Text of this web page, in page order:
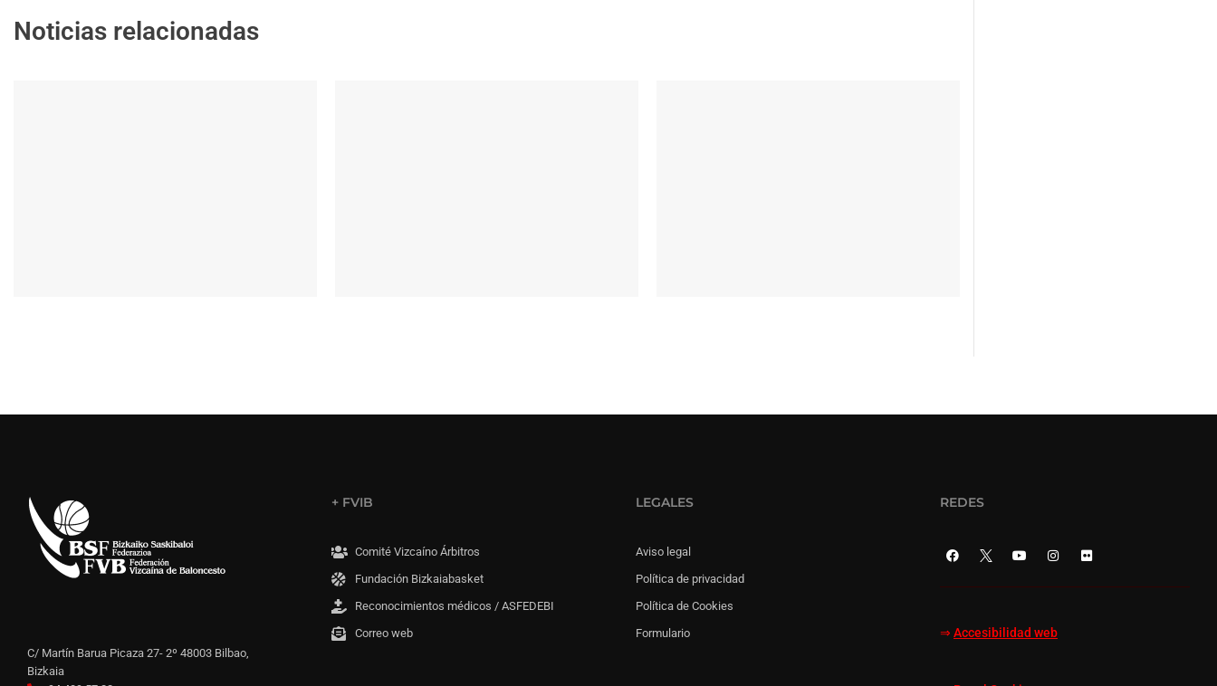
Noticias relacionadas
C/ Martín Barua Picaza 27- 2º 48003 Bilbao,
Bizkaia
+ FVIB
Comité Vizcaíno Árbitros
Fundación Bizkaiabasket
Reconocimientos médicos / ASFEDEBI
Correo web
LEGALES
Aviso legal
Política de privacidad
Política de Cookies
Formulario
REDES
⇒ Accesibilidad web